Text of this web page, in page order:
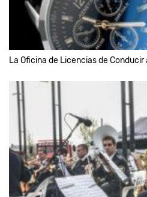
La Oficina de Licencias de